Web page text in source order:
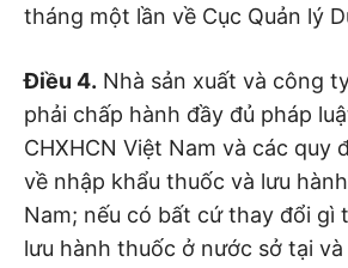
tháng một lần về Cục Quản lý
Điều 4. Nhà sản xuất và công
phải chấp hành đầy đủ pháp
CHXHCN Việt Nam và các quy
về nhập khẩu thuốc và lưu
Nam; nếu có bất cứ thay đổi gì
lưu hành thuốc ở nước sở tại